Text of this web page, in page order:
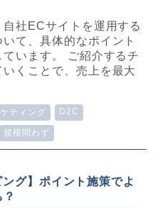
社ECサイトを運用する
て、具体的なポイント
います。 ご紹介するチ
くことで、売上を最大
ティング D2C
規模問わず
グ】ポイント施策でよ